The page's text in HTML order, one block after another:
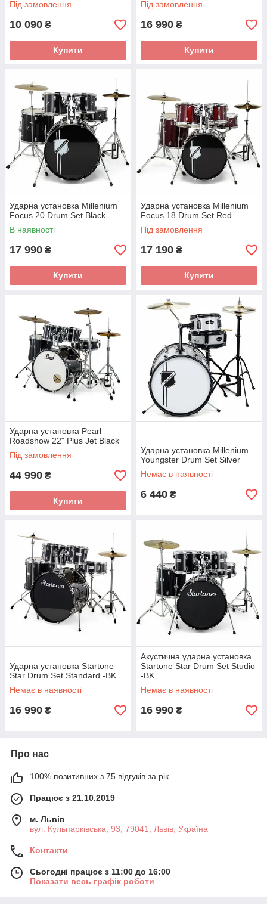
Під замовлення
10 090 ₴
Купити
Під замовлення
16 990 ₴
Купити
Ударна установка Millenium
Focus 20 Drum Set Black
В наявності
17 990 ₴
Купити
Ударна установка Millenium
Focus 18 Drum Set Red
Під замовлення
17 190 ₴
Купити
Ударна установка Pearl
Roadshow 22" Plus Jet Black
Під замовлення
44 990 ₴
Купити
Ударна установка Millenium
Youngster Drum Set Silver
Немає в наявності
6 440 ₴
Ударна установка Startone
Star Drum Set Standard -BK
Немає в наявності
16 990 ₴
Акустична ударна установка
Startone Star Drum Set Studio
-BK
Немає в наявності
16 990 ₴
Про нас
100% позитивних з 75 відгуків за рік
Працює з 21.10.2019
м. Львів
вул. Кульпарківська, 93, 79041, Львів, Україна
Контакти
Сьогодні працює з 11:00 до 16:00
Показати весь графік роботи